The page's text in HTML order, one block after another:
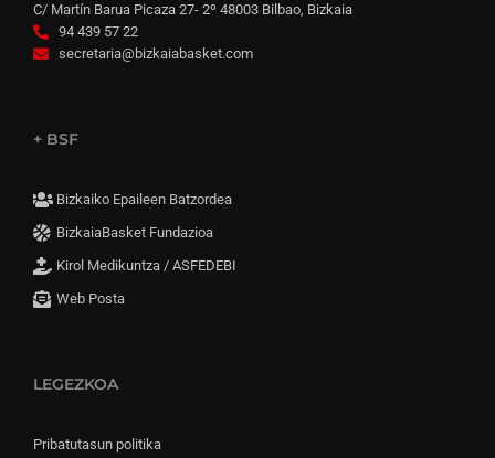
C/ Martín Barua Picaza 27- 2º 48003 Bilbao, Bizkaia
94 439 57 22
secretaria@bizkaiabasket.com
+ BSF
Bizkaiko Epaileen Batzordea
BizkaiaBasket Fundazioa
Kirol Medikuntza / ASFEDEBI
Web Posta
LEGEZKOA
Pribatutasun politika